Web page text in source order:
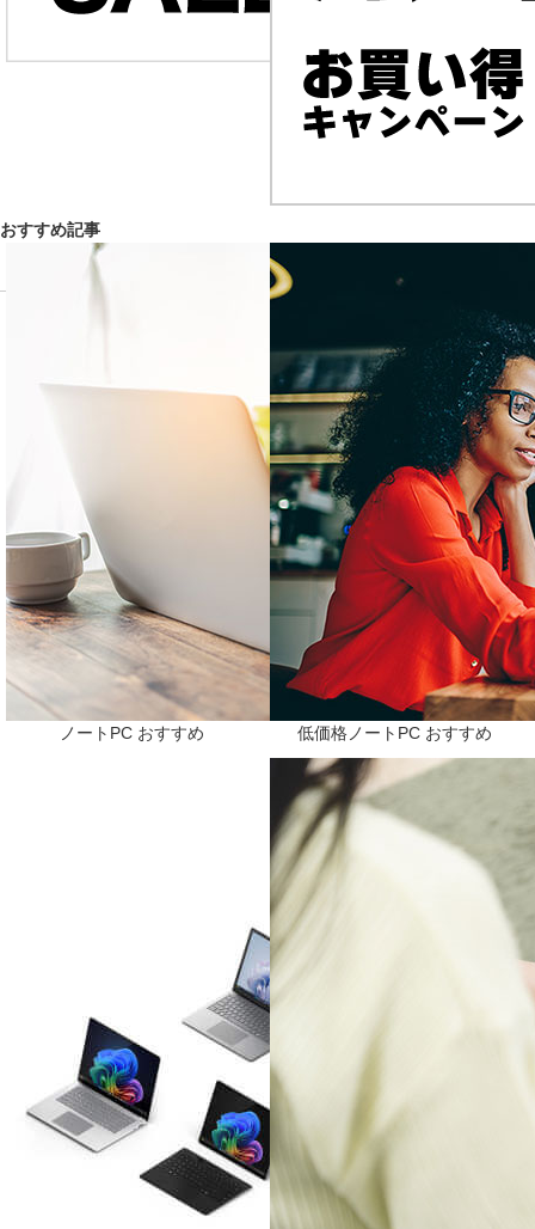
おすすめ記事
ノートPC おすすめ 低価格ノートPC おすすめ